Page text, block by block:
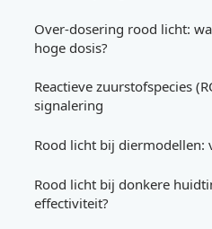
Over-dosering rood licht:
hoge dosis?
Reactieve zuurstofspecies
signalering
Rood licht bij diermodellen:
Rood licht bij donkere
effectiviteit?